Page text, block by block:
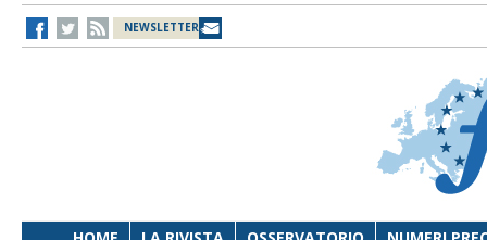
NEWSLETTER